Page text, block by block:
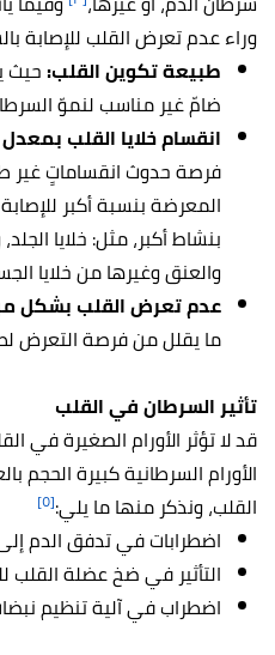
وراء عدم تعرض القلب للإصابة
طبيعة تكوين القلب:حيث
ضامّ غير مناسب لنموّ
انقسام خلايا القلب
فرصة حدوث انقساماتٍ غير
المعرضة بنسبة أكبر
بنشاط أكبر، مثل: خلايا
والعنق وغيرها من خلايا
عدم تعرض القلب بشكل
ما يقلل من فرصة التعرض
تأثير السرطان في القلب
قد لا تؤثر الأورام الصغيرة
الأورام السرطانية كبيرة الحجم
القلب، ونذكر منها ما يلي:[٥]
اضطرابات في تدفق الدم
التأثير في ضخ عضلة القلب
اضطراب في آلية تنظيم